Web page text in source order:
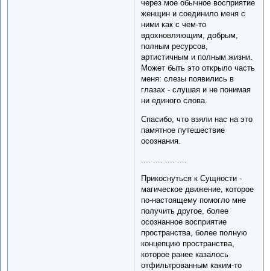
через мое обычное восприятие
женщин и соединило меня с
ними как с чем-то
вдохновляющим, добрым,
полным ресурсов,
артистичным и полным жизни.
Может быть это открыло часть
меня: слезы появились в
глазах - слушая и не понимая
ни единого слова.
Спасибо, что взяли нас на это
памятное путешествие
осознания.
.... .... .... ....
Прикоснуться к Сущности -
магическое движение, которое
по-настоящему помогло мне
получить другое, более
осознанное восприятие
пространства, более полную
концепцию пространства,
которое ранее казалось
отфильтрованным каким-то